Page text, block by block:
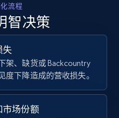
products by using
Reviews count, and
立即开始
流程
智决策
失
架、缺货或 Backcountry
度下降造成的营收损失。
市场份额